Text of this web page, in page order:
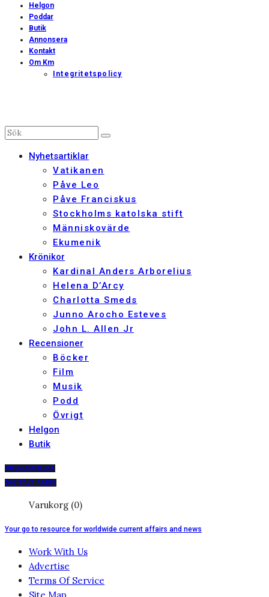
Helgon
Poddar
Butik
Annonsera
Kontakt
Om Km
Integritetspolicy
Nyhetsartiklar
Vatikanen
Påve Leo
Påve Franciskus
Stockholms katolska stift
Människovärde
Ekumenik
Krönikor
Kardinal Anders Arborelius
Helena D’Arcy
Charlotta Smeds
Junno Arocho Esteves
John L. Allen Jr
Recensioner
Böcker
Film
Musik
Podd
Övrigt
Helgon
Butik
PRENUMERERA
DIGITALT ARKIV
Varukorg (0)
Your go to resource for worldwide current affairs and news
Work With Us
Advertise
Terms Of Service